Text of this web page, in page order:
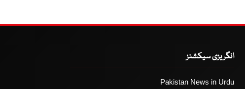
انگریزی سیکشنز
Pakistan News in Urdu